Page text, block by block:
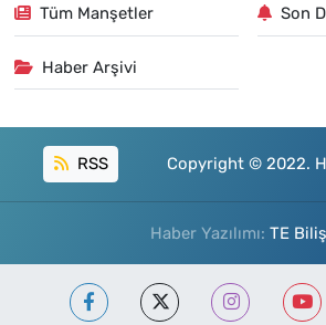
Tüm Manşetler Son
Haber Arşivi
RSS Copyright © 2022.
Haber Yazılımı: TE